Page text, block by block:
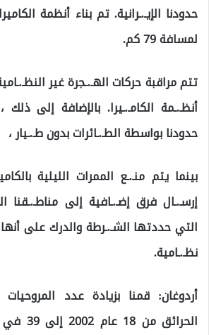
حدودنا الإيـ.ـرانية. تم بناء أنظمة
لمسافة 79 كم.
تتم مراقبة حركات الهـ.ـجرة غير
أنظـ.ـمة الكامـ.ـيرا. بالإضافة إلى
حدودنا بواسطة الطـ.ـائرات بدون طـ.ـيار ،
بينما يتم منـ.ـع الممرات الليلية
إرسـ.ـال فرق إضـ.ـافية إلى مناطـ.ـقنا
التي حددتها الشـ.ـرطة والدرك على أنها
نظـ.ـامية.
أردوغان: قمنا بزيادة عدد